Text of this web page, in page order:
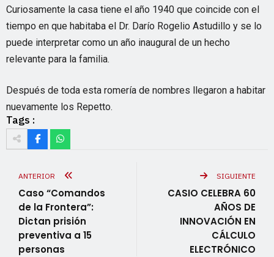
Curiosamente la casa tiene el año 1940 que coincide con el
tiempo en que habitaba el Dr. Darío Rogelio Astudillo y se lo
puede interpretar como un año inaugural de un hecho
relevante para la familia.
Después de toda esta romería de nombres llegaron a habitar
nuevamente los Repetto.
Tags :
ANTERIOR
Caso “Comandos
de la Frontera”:
Dictan prisión
preventiva a 15
personas
SIGUIENTE
CASIO CELEBRA 60
AÑOS DE
INNOVACIÓN EN
CÁLCULO
ELECTRÓNICO